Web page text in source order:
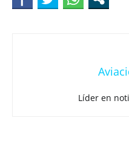
Líder en